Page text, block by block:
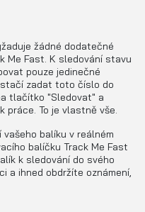
žádné dodatečné
Me Fast. K sledování stavu
pouze jedinečné
zadat toto číslo do
tlačítko "Sledovat" a
práce. To je vlastně vše.
balíku v reálném
balíčku Track Me Fast
k sledování do svého
a ihned obdržíte oznámení,